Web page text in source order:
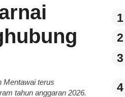
Mentawai terus
tahun anggaran 2026.
1
2
3
4